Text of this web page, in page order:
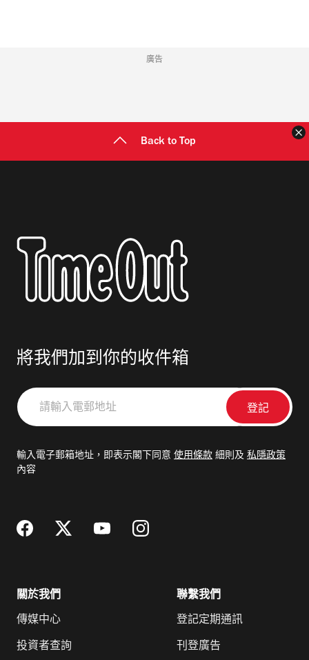
廣告
Back to Top
將我們加到你的收件箱
請
輸
郵
輸入電子郵箱地址，即表示閣下同意 使用條款 細則及 私隱政策
內容
關於我們
傳媒中心
投資者查詢
聯繫我們
登記定期通訊
刊登廣告